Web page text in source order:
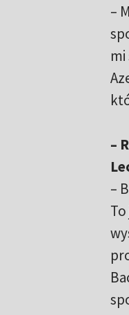
–
–
–